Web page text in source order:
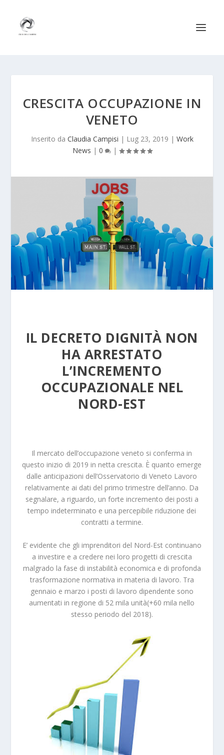
CRESCITA OCCUPAZIONE IN
VENETO
Inserito da Claudia Campisi | Lug 23, 2019 | Work
News | 0 |
IL DECRETO DIGNITÀ NON
HA ARRESTATO
L’INCREMENTO
OCCUPAZIONALE NEL
NORD-EST
Il mercato dell’occupazione veneto si conferma in
questo inizio di 2019 in netta crescita. È quanto emerge
dalle anticipazioni dell’Osservatorio di Veneto Lavoro
relativamente ai dati del primo trimestre dell’anno. Da
segnalare, a riguardo, un forte incremento dei posti a
tempo indeterminato e una percepibile riduzione dei
contratti a termine.
E’ evidente che gli imprenditori del Nord-Est continuano
a investire e a credere nei loro progetti di crescita
malgrado la fase di instabilità economica e di profonda
trasformazione normativa in materia di lavoro. Tra
gennaio e marzo i posti di lavoro dipendente sono
aumentati in regione di 52 mila unità(+60 mila nello
stesso periodo del 2018).